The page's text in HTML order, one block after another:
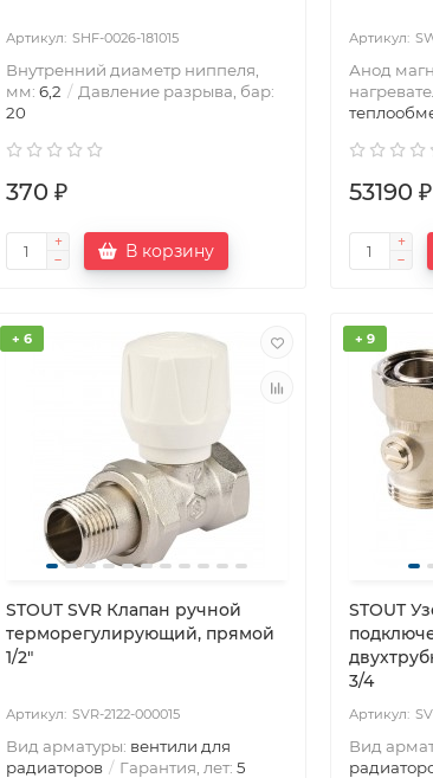
SHF-0026-181015
Внутренний диаметр ниппеля,
мм: 6,2
Давление разрыва, бар:
20
370 ₽
В корзину
Анод
53190 ₽
+ 6
STOUT SVR Клапан ручной
терморегулирующий, прямой
1/2"
SVR-2122-000015
Вид арматуры: вентили для
радиаторов
Гарантия, лет: 5
+ 9
STOUT
3/4
Вид